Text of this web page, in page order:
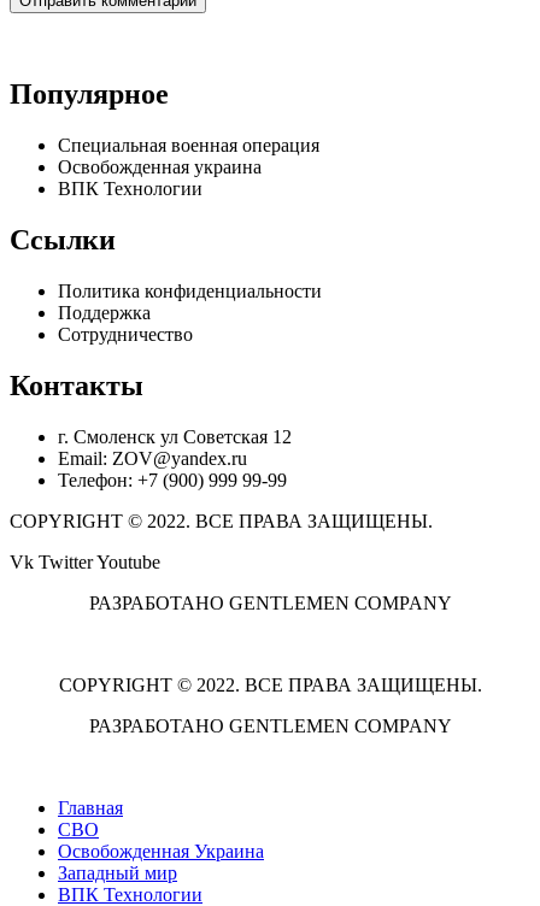
Популярное
Специальная военная операция
Освобожденная украина
ВПК Технологии
Ссылки
Политика конфиденциальности
Поддержка
Сотрудничество
Контакты
г. Смоленск ул Советская 12
Email: ZOV@yandex.ru
Телефон: +7 (900) 999 99-99
COPYRIGHT © 2022. ВСЕ ПРАВА ЗАЩИЩЕНЫ.
Vk TwitterYoutube
РАЗРАБОТАНО GENTLEMEN COMPANY
COPYRIGHT © 2022. ВСЕ ПРАВА ЗАЩИЩЕНЫ.
РАЗРАБОТАНО GENTLEMEN COMPANY
Главная
СВО
Освобожденная Украина
Западный мир
ВПК Технологии